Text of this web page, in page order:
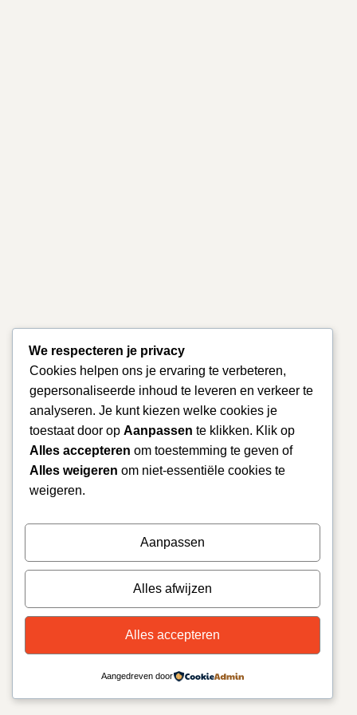
We respecteren je privacy
Cookies helpen ons je ervaring te verbeteren,
gepersonaliseerde inhoud te leveren en verkeer te
analyseren. Je kunt kiezen welke cookies je
toestaat door op Aanpassen te klikken. Klik op
Alles accepteren om toestemming te geven of
Alles weigeren om niet-essentiële cookies te
weigeren.
Aanpassen
Alles afwijzen
Alles accepteren
Aangedreven door